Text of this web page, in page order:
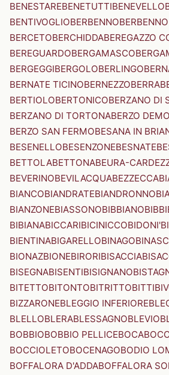
BENESTAREBENETUTTIBENEVELLO
BENTIVOGLIOBERBENNO
BERCETOBERCHIDDABEREGAZZO
BEREGUARDOBERGAMASCO
BERGEGGIBERGOLOBERLINGO
BERNATE TICINOBERNEZZOBERRA
BERTIOLOBERTONICOBERZANO DI
BERZANO DI TORTONABERZO DEMO
BERZO SAN FERMOBESANA IN
BESENELLOBESENZONEBESNATE
BETTOLABETTONABEURA-
BEVERINOBEVILACQUABEZZECCA
BIANCOBIANDRATEBIANDRONNO
BIANZONEBIASSONOBIBBIANO
BIBIANABICCARIBICINICCOBIDONI'
BIENTINABIGARELLOBINAGO
BIONAZBIONEBIRORIBISACCIA
BISEGNABISENTIBISIGNANO
BITETTOBITONTOBITRITTOBITTI
BIZZARONEBLEGGIO INFERIORE
BLELLOBLERABLESSAGNOBLEVIO
BOBBIOBOBBIO PELLICEBOCA
BOCCIOLETOBOCENAGOBODIO
BOFFALORA D'ADDABOFFALORA